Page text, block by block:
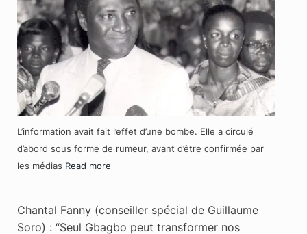
L’information avait fait l’effet d’une bombe. Elle a circulé
d’abord sous forme de rumeur, avant d’être confirmée par
les médias Read more
Chantal Fanny (conseiller spécial de Guillaume
Soro) : “Seul Gbagbo peut transformer nos